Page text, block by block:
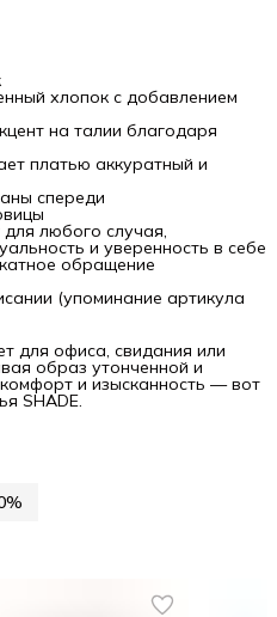
хлопок с добавлением
на талии благодаря
платью аккуратный и
спереди
любого случая,
и уверенность в себе
обращение
(упоминание артикула
для офиса, свидания или
образ утонченной и
и изысканность — вот
SHADE.